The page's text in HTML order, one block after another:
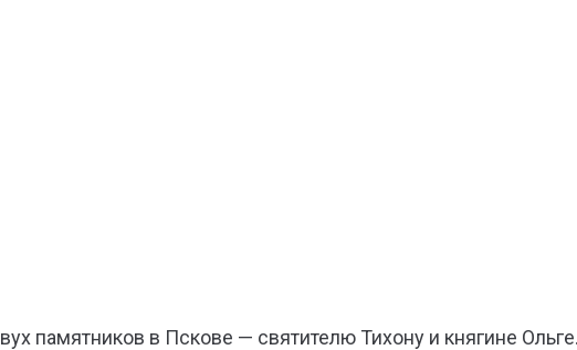
памятников в Пскове — святителю Тихону и княгине